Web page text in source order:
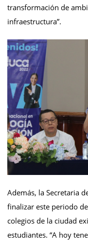
transformación de
infraestructura”.
Además, la Secretaria
finalizar este periodo
colegios de la ciudad
estudiantes. “A hoy